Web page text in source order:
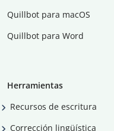
Quillbot para macOS
Quillbot para Word
Herramientas
Recursos de escritura
Corrección lingüística